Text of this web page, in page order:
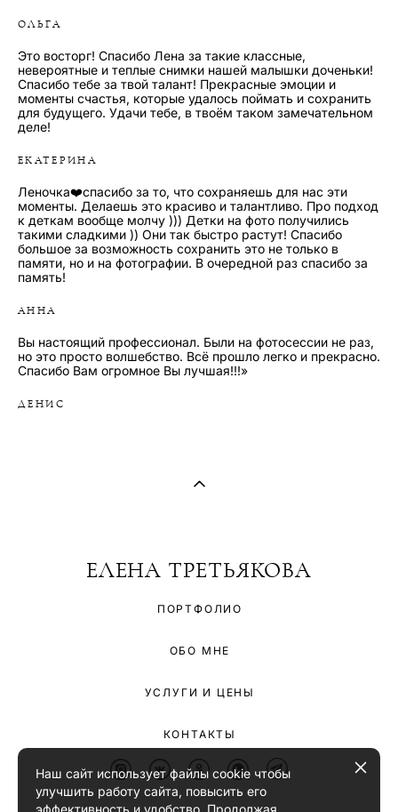
ОЛЬГА
Это восторг! Спасибо Лена за такие классные,
невероятные и теплые снимки нашей малышки доченьки!
Спасибо тебе за твой талант! Прекрасные эмоции и
моменты счастья, которые удалось поймать и сохранить
для будущего. Удачи тебе, в твоём таком замечательном
деле!
ЕКАТЕРИНА
Леночка❤️спасибо за то, что сохраняешь для нас эти
моменты. Делаешь это красиво и талантливо. Про подход
к деткам вообще молчу ))) Детки на фото получились
такими сладкими )) Они так быстро растут! Спасибо
большое за возможность сохранить это не только в
памяти, но и на фотографии. В очередной раз спасибо за
память!
АННА
Вы настоящий профессионал. Были на фотосессии не раз,
но это просто волшебство. Всё прошло легко и прекрасно.
Спасибо Вам огромное Вы лучшая!!!»
ДЕНИС
ЕЛЕНА ТРЕТЬЯКОВА
ПОРТФОЛИО
ОБО МНЕ
УСЛУГИ И ЦЕНЫ
КОНТАКТЫ
Наш сайт использует файлы cookie чтобы
улучшить работу сайта, повысить его
эффективность и удобство. Продолжая